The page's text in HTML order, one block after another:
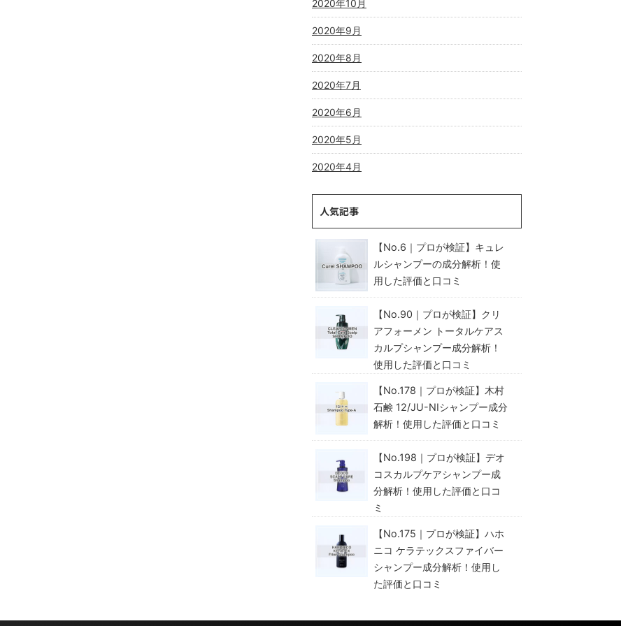
2020年10月
2020年9月
2020年8月
2020年7月
2020年6月
2020年5月
2020年4月
人気記事
【No.6｜プロが検証】キュレ
ルシャンプーの成分解析！使
用した評価と口コミ
【No.90｜プロが検証】クリ
アフォーメン トータルケアス
カルプシャンプー成分解析！
使用した評価と口コミ
【No.178｜プロが検証】木村
石鹸 12/JU-NIシャンプー成分
解析！使用した評価と口コミ
【No.198｜プロが検証】デオ
コスカルプケアシャンプー成
分解析！使用した評価と口コ
ミ
【No.175｜プロが検証】ハホ
ニコ ケラテックスファイバー
シャンプー成分解析！使用し
た評価と口コミ